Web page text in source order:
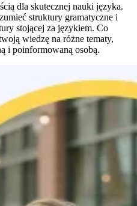
dla skutecznej nauki języka.
struktury gramatyczne i
stojącej za językiem. Co
wiedzę na różne tematy,
i poinformowaną osobą.